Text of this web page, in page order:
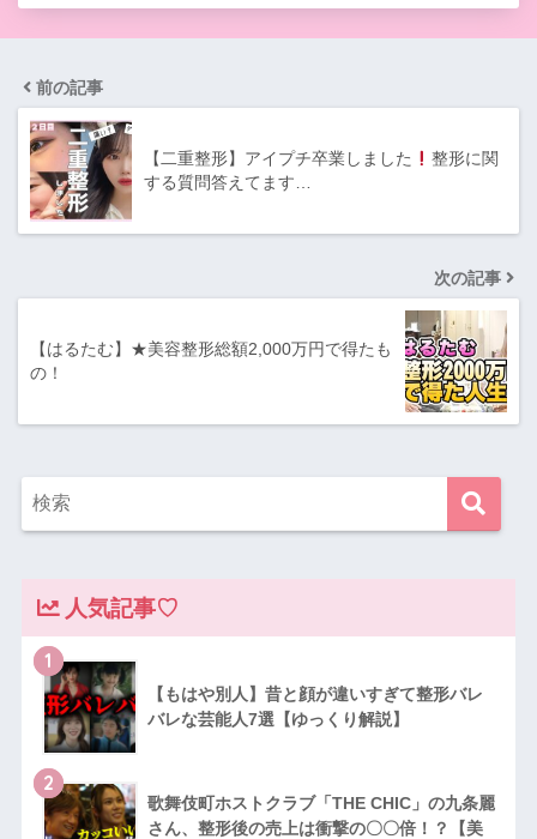
前の記事
【二重整形】アイプチ卒業しました
整形に関
する質問答えてます…
次の記事
【はるたむ】★美容整形総額2,000万円で得たも
の！
人気記事♡
1
【もはや別人】昔と顔が違いすぎて整形バレ
バレな芸能人7選【ゆっくり解説】
2
歌舞伎町ホストクラブ「THE CHIC」の九条麗
さん、整形後の売上は衝撃の〇〇倍！？【美